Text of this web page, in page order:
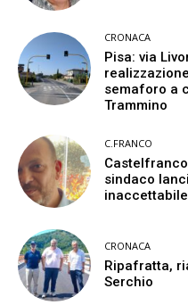
CRONACA
Pisa: via
semaforo a
Trammino
C.FRANCO
sindaco
CRONACA
Ripafratta,
Serchio